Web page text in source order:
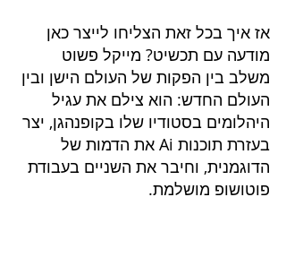
אז איך בכל זאת הצליחו לייצר כאן
מודעה עם תכשיט? מייקל פשוט
משלב בין הפקות של העולם הישן ובין
העולם החדש: הוא צילם את עגיל
היהלומים בסטודיו שלו בקופנהגן, יצר
בעזרת תוכנות Ai את הדמות של
הדוגמנית, וחיבר את השניים בעבודת
פוטושופ מושלמת.